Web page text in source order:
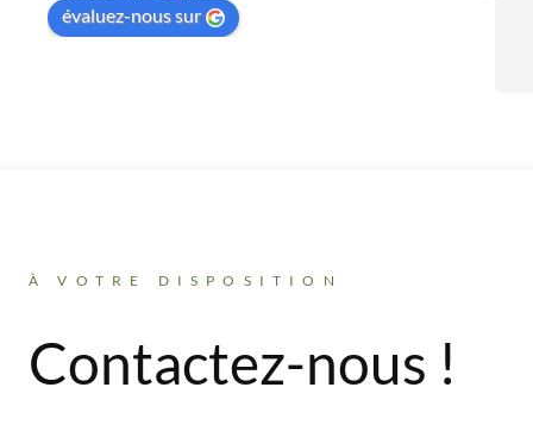
évaluez-nous sur
À VOTRE DISPOSITION
Contactez-nous !